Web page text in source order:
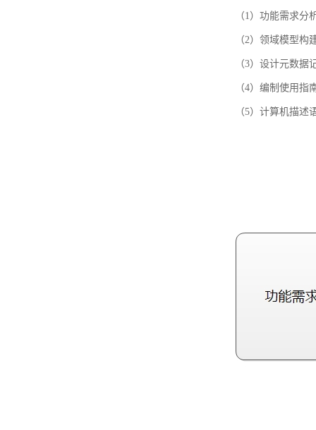
（1）功能需求
（2）领域模型
（3）设计元数据
（4）编制使用指
（5）计算机描述